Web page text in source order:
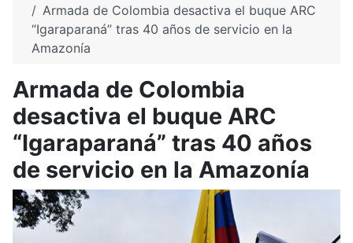
Armada de Colombia desactiva el buque ARC
“Igaraparaná” tras 40 años de servicio en la
Amazonía
Armada de Colombia
desactiva el buque ARC
“Igaraparaná” tras 40 años
de servicio en la Amazonía